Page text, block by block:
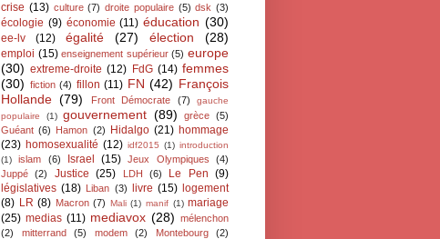
crise (13) culture (7) droite populaire (5) dsk (3)
écologie (9) économie (11) éducation (30)
ee-lv (12) égalité (27) élection (28)
emploi (15) enseignement supérieur (5) europe
(30) extreme-droite (12) FdG (14) femmes
(30) fiction (4) fillon (11) FN (42) François
Hollande (79) Front Démocrate (7)
gauche
populaire
(1) gouvernement (89) grèce (5)
Guéant (6) Hamon (2) Hidalgo (21) hommage
(23) homosexualité (12) idf2015 (1) introduction
(1)
islam (6) Israel (15) Jeux Olympiques
(4)
Juppé
(2) Justice (25) LDH (6) Le Pen (9)
législatives (18) Liban (3) livre (15) logement
(8) LR (8) Macron (7) Mali (1) manif (1) mariage
(25) medias (11) mediavox (28) mélenchon
(2)
mitterrand (5) modem (2) Montebourg (2)